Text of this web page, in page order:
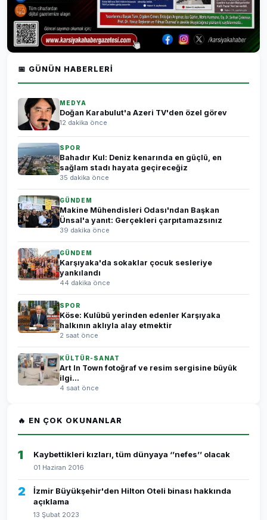
📅 GÜNÜN HABERLERI
MEDYA
Doğan Karabulut'a Azeri TV'den özel görev
12 dakika önce
SPOR
Bahadır Kul: Deniz kenarında en güçlü, en
sağlam stadı hayata geçireceğiz
35 dakika önce
GÜNDEM
Makine Mühendisleri Odası'ndan Başkan
Ünsal'a yanıt: Gerçekleri çarpıtamazsınız
39 dakika önce
GÜNDEM
Karşıyaka'da sokaklar çocuk sesleriye
yankılandı
44 dakika önce
SPOR
Köse: Kulübü yerinden edenler Karşıyaka
halkının aklıyla alay etmektir
2 saat önce
KÜLTÜR-SANAT
Art In Town fotoğraf ve resim sergisine büyük
ilgi...
4 saat önce
🔥 EN ÇOK OKUNANLAR
1 Kaybettikleri kızları, tüm dünyaya ‘’nefes’’ olacak
01 Haziran 2016
2
İzmir Büyükşehir'den Hilton Oteli binası hakkında
açıklama
13 Şubat 2023